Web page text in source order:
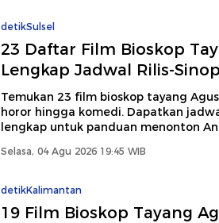
detikSulsel
23 Daftar Film Bioskop
Lengkap Jadwal Rilis-
Temukan 23 film bioskop tayang
horor hingga komedi. Dapatkan
lengkap untuk panduan menonton
Selasa, 04 Agu 2026 19:45 WIB
detikKalimantan
19 Film Bioskop Tayang